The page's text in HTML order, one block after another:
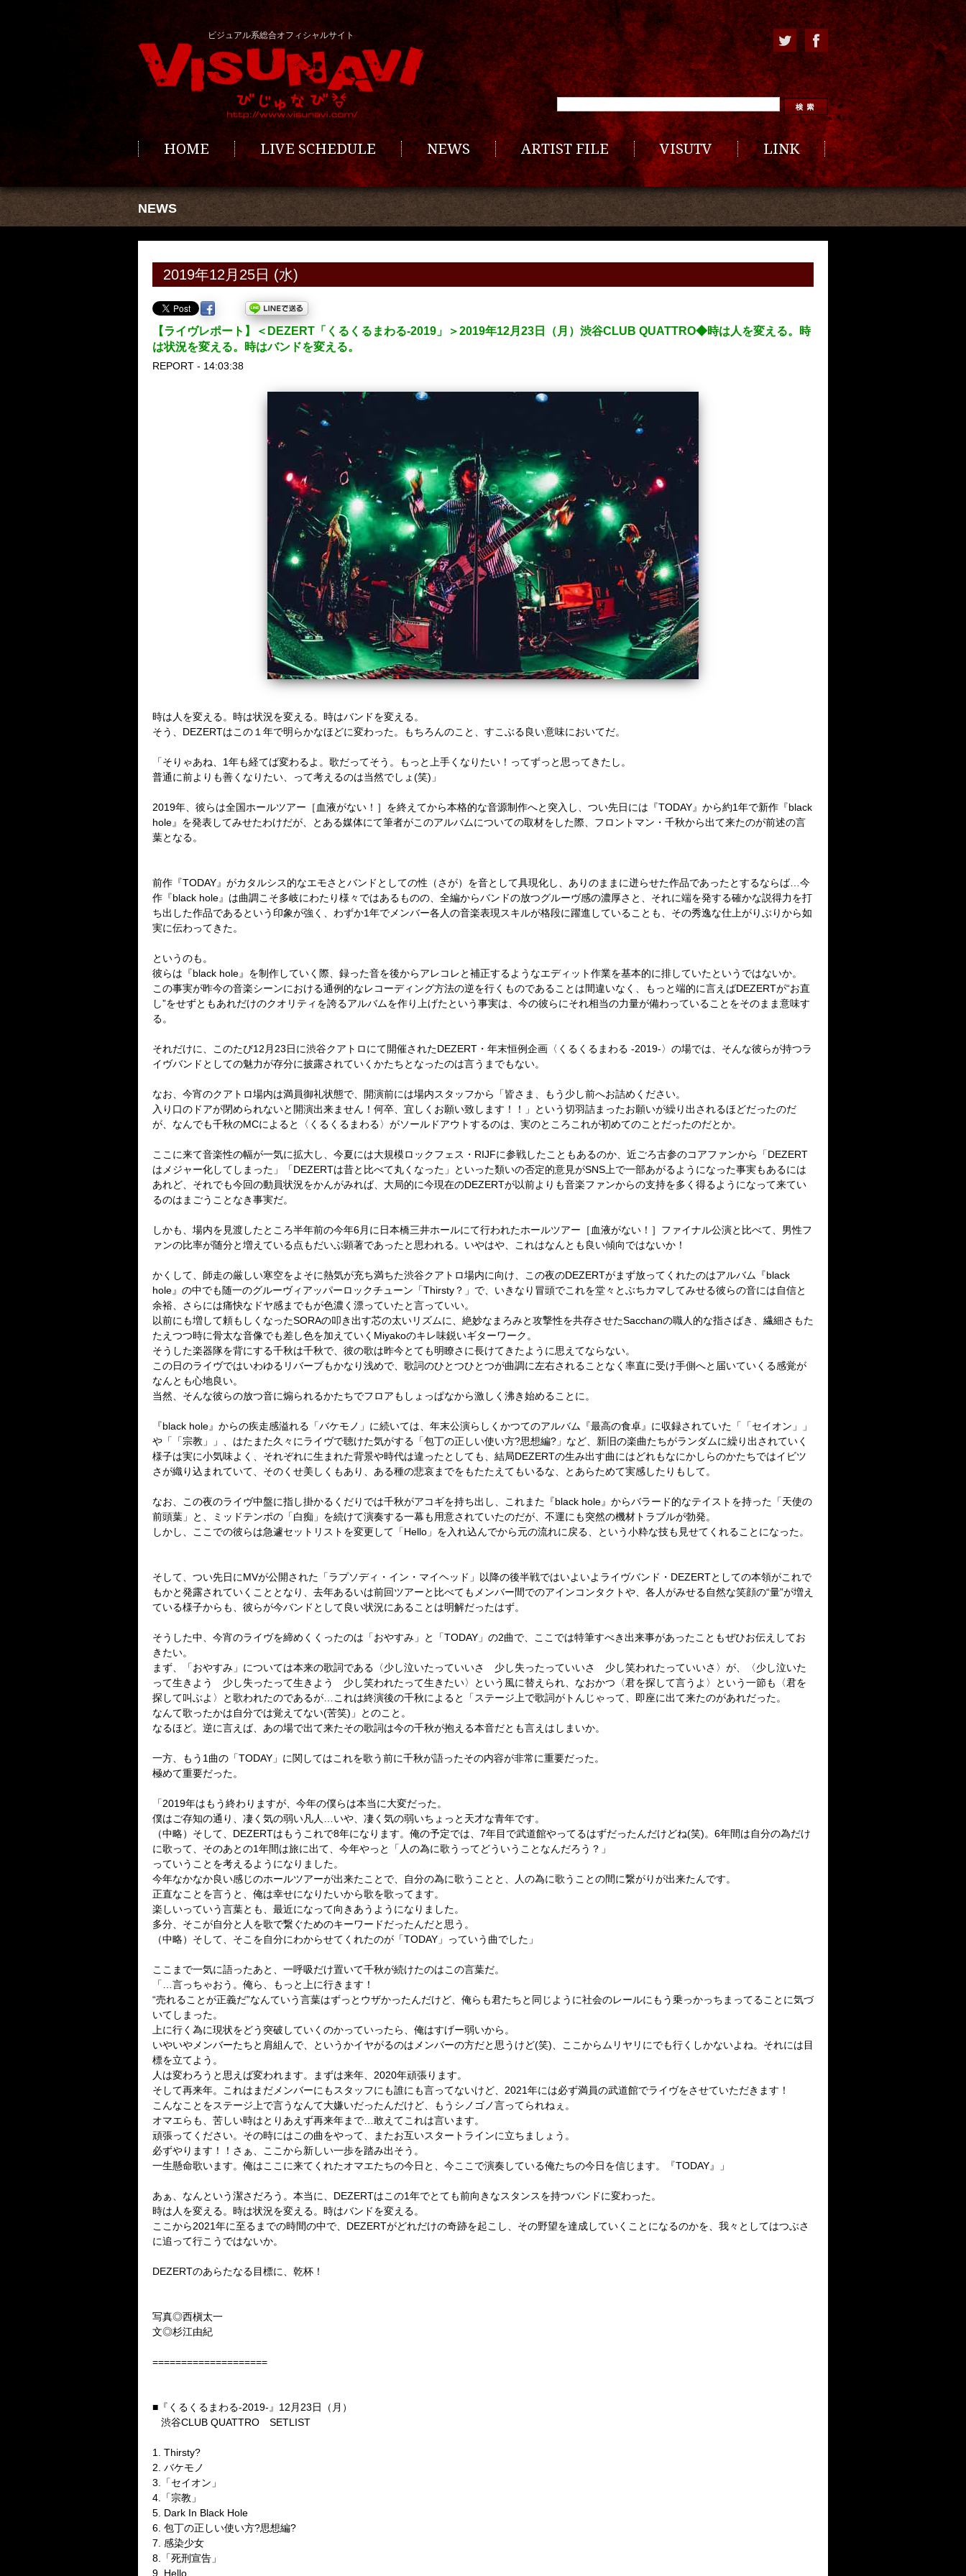
ビジュアル系総合オフィシャルサイト
HOME LIVE SCHEDULE NEWS ARTIST FILE VISUTV LINK
NEWS
2019年12月25日 (水)
【ライヴレポート】＜DEZERT「くるくるまわる-2019」＞2019年12月23日（月）渋谷CLUB QUATTRO◆時は人を変える。時
は状況を変える。時はバンドを変える。
REPORT - 14:03:38
時は人を変える。時は状況を変える。時はバンドを変える。
そう、 DEZERTはこの１年で明らかなほどに変わった。もちろんのこと、すこぶる良い意味においてだ。
「そりゃあね、 1年も経てば変わるよ。歌だってそう。もっと上手くなりたい！ってずっと思ってきたし。
普通に前よりも善くなりたい、って考えるのは当然でしょ(笑) 」
2019年、彼らは全国ホールツアー［血液がない！］を終えてから本格的な音源制作へと突入し、 つい先日には『TODAY』から約1年で新作『black
hole』を発表してみせたわけだが、
とある媒体にて筆者がこのアルバムについての取材をした際、フロントマン・千秋から出て来たのが前述の言
葉となる。
前作『TODAY』がカタルシス的なエモさとバンドとしての性（さが）を音として具現化し、 ありのままに迸らせた作品であったとするならば…今
作『black hole』は曲調こそ多岐にわたり様々ではあるものの、 全編からバンドの放つグルーヴ感の濃厚さと、それに端を発する確かな説得力を打
ち出した作品であるという印象が強く、 わずか1年でメンバー各人の音楽表現スキルが格段に躍進していることも、その秀逸な仕上がりぶりから如
実に伝わってきた。
というのも。
彼らは『black hole』を制作していく際、録った音を後からアレコレと補正するようなエディット作業を基本的に排していたというではないか。
この事実が昨今の音楽シーンにおける通例的なレコーディング方法の逆を行くものであることは間違いなく、
もっと端的に言えばDEZERTが“お直
し”をせずともあれだけのクオリティを誇るアルバムを作り上げたという事実は、 今の彼らにそれ相当の力量が備わっていることをそのまま意味す
る。
それだけに、このたび12 月 23日に渋谷クアトロにて開催されたDEZERT ・年末恒例企画〈くるくるまわる -2019-〉の場では、 そんな彼らが持つラ
イヴバンドとしての魅力が存分に披露されていくかたちとなったのは言うまでもない。
なお、今宵のクアトロ場内は満員御礼状態で、開演前には場内スタッフから「皆さま、もう少し前へお詰めください。
入り口のドアが閉められないと開演出来ません！何卒、宜しくお願い致します！！」という切羽詰まったお願いが繰り出されるほどだったのだ
が、 なんでも千秋のMCによると〈くるくるまわる〉がソールドアウトするのは、実のところこれが初めてのことだったのだとか。
ここに来て音楽性の幅が一気に拡大し、今夏には大規模ロックフェス・ RIJFに参戦したこともあるのか、 近ごろ古参のコアファンから「DEZERT
はメジャー化してしまった」「DEZERTは昔と比べて丸くなった」といった類いの否定的意見がSNS 上で一部あがるようになった事実もあるには
あれど、それでも今回の動員状況をかんがみれば、 大局的に今現在のDEZERTが以前よりも音楽ファンからの支持を多く得るようになって来てい
るのはまごうことなき事実だ。
しかも、場内を見渡したところ半年前の今年6月に日本橋三井ホールにて行われたホールツアー［血液がない！］ファイナル公演と比べて、男性フ
ァンの比率が随分と増えている点もだいぶ顕著であったと思われる。いやはや、これはなんとも良い傾向ではないか！
かくして、師走の厳しい寒空をよそに熱気が充ち満ちた渋谷クアトロ場内に向け、 この夜のDEZERTがまず放ってくれたのはアルバム『black
hole』の中でも随一のグルーヴィアッパーロックチューン「Thirsty ？」で、 いきなり冒頭でこれを堂々とぶちカマしてみせる彼らの音には自信と
余裕、さらには痛快なドヤ感までもが色濃く漂っていたと言っていい。
以前にも増して頼もしくなったSORAの叩き出す芯の太いリズムに、 絶妙なまろみと攻撃性を共存させたSacchanの職人的な指さばき、 繊細さもた
たえつつ時に骨太な音像でも差し色を加えていく Miyakoのキレ味鋭いギターワーク。
そうした楽器隊を背にする千秋は千秋で、彼の歌は昨今とても明瞭さに長けてきたように思えてならない。
この日のライヴではいわゆるリバーブもかなり浅めで、歌詞のひとつひとつが曲調に左右されることなく 率直に受け手側へと届いていくる感覚が
なんとも心地良い。
当然、そんな彼らの放つ音に煽られるかたちでフロアもしょっぱなから激しく沸き始めることに。
『black hole』からの疾走感溢れる「バケモノ」に続いては、 年末公演らしくかつてのアルバム『最高の食卓』に収録されていた「「セイオン」」
や「「宗教」」、 はたまた久々にライヴで聴けた気がする「包丁の正しい使い方?思想編? 」など、 新旧の楽曲たちがランダムに繰り出されていく
様子は実に小気味よく、それぞれに生まれた背景や時代は違ったとしても、 結局DEZERTの生み出す曲にはどれもなにかしらのかたちではイビツ
さが織り込まれていて、 そのくせ美しくもあり、ある種の悲哀までをもたたえてもいるな、とあらためて実感したりもして。
なお、この夜のライヴ中盤に指し掛かるくだりでは千秋がアコギを持ち出し、 これまた『black hole』からバラード的なテイストを持った「天使の
前頭葉」と、
ミッドテンポの「白痴」を続けて演奏する一幕も用意されていたのだが、不運にも突然の機材トラブルが勃発。
しかし、ここでの彼らは急遽セットリストを変更して「Hello 」を入れ込んでから元の流れに戻る、 という小粋な技も見せてくれることになった。
そして、つい先日にMVが公開された「ラプソディ・イン・マイヘッド」以降の後半戦ではいよいよライヴバンド・ DEZERTとしての本領がこれで
もかと発露されていくこととなり、 去年あるいは前回ツアーと比べてもメンバー間でのアインコンタクトや、各人がみせる自然な笑顔の“量”が増え
ている様子からも、 彼らが今バンドとして良い状況にあることは明解だったはず。
そうした中、今宵のライヴを締めくくったのは「おやすみ」と「TODAY 」の2曲で、
ここでは特筆すべき出来事があったこともぜひお伝えしてお
きたい。
まず、「おやすみ」については本来の歌詞である 〈少し泣いたっていいさ 少し失ったっていいさ 少し笑われたっていいさ〉が、〈少し泣いた
って生きよう 少し失ったって生きよう 少し笑われたって生きたい〉という風に替えられ、なおかつ〈君を探して言うよ〉という一節も〈君を
探して叫ぶよ〉と歌われたのであるが…これは終演後の千秋によると「ステージ上で歌詞がトんじゃって、即座に出て来たのがあれだった。
なんて歌ったかは自分では覚えてない(苦笑) 」とのこと。
なるほど。逆に言えば、あの場で出て来たその歌詞は今の千秋が抱える本音だとも言えはしまいか。
一方、もう 1 曲の「TODAY 」に関してはこれを歌う前に千秋が語ったその内容が非常に重要だった。
極めて重要だった。
「2019年はもう終わりますが、今年の僕らは本当に大変だった。
僕はご存知の通り、凄く気の弱い凡人…いや、凄く気の弱いちょっと天才な青年です。
（中略）そして、 DEZERTはもうこれで8年になります。俺の予定では、 7年目で武道館やってるはずだったんだけどね(笑)。 6年間は自分の為だけ
に歌って、 そのあとの1年間は旅に出て、今年やっと「人の為に歌うってどういうことなんだろう？」
っていうことを考えるようになりました。
今年なかなか良い感じのホールツアーが出来たことで、
自分の為に歌うことと、人の為に歌うことの間に繋がりが出来たんです。
正直なことを言うと、俺は幸せになりたいから歌を歌ってます。
楽しいっていう言葉とも、最近になって向きあうようになりました。
多分、そこが自分と人を歌で繋ぐためのキーワードだったんだと思う。
（中略）そして、そこを自分にわからせてくれたのが「TODAY 」っていう曲でした」
ここまで一気に語ったあと、一呼吸だけ置いて千秋が続けたのはこの言葉だ。
「…言っちゃおう。俺ら、もっと上に行きます！
“売れることが正義だ”なんていう言葉はずっとウザかったんだけど、 俺らも君たちと同じように社会のレールにもう乗っかっちまってることに気づ
いてしまった。
上に行く為に現状をどう突破していくのかっていったら、俺はすげー弱いから。
いやいやメンバーたちと肩組んで、というかイヤがるのはメンバーの方だと思うけど(笑)
ここからムリヤリにでも行くしかないよね。それには目
標を立てよう。
人は変わろうと思えば変われます。まずは来年、 2020年頑張ります。
そして再来年。これはまだメンバーにもスタッフにも誰にも言ってないけど、 2021年には必ず満員の武道館でライヴをさせていただきます！
こんなことをステージ上で言うなんて大嫌いだったんだけど、もうシノゴノ言ってられねぇ。
オマエらも、苦しい時はとりあえず再来年まで…敢えてこれは言います。
頑張ってください。その時にはこの曲をやって、またお互いスタートラインに立ちましょう。
必ずやります！！さぁ、ここから新しい一歩を踏み出そう。
一生懸命歌います。俺はここに来てくれたオマエたちの今日と、 今ここで演奏している俺たちの今日を信じます。『TODAY』」
あぁ、なんという潔さだろう。本当に、 DEZERTはこの1年でとても前向きなスタンスを持つバンドに変わった。
時は人を変える。時は状況を変える。時はバンドを変える。
ここから2021年に至るまでの時間の中で、 DEZERTがどれだけの奇跡を起こし、 その野望を達成していくことになるのかを、我々としてはつぶさ
に追って行こうではないか。
DEZERTのあらたなる目標に、乾杯！
写真◎西槇太一
文◎杉江由紀
====================
■『くるくるまわる-2019- 』 12 月 23日（月）
渋谷CLUB QUATTRO SETLIST
1. Thirsty?
2. バケモノ
3.
「セイオン」
4.
「宗教」
5. Dark In Black Hole
6. 包丁の正しい使い方?思想編?
7. 感染少女
8.
「死刑宣告」
9. Hello